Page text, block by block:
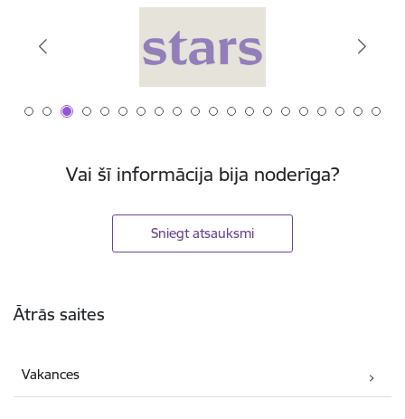
Vai šī informācija bija noderīga?
Sniegt atsauksmi
Ātrās saites
Vakances